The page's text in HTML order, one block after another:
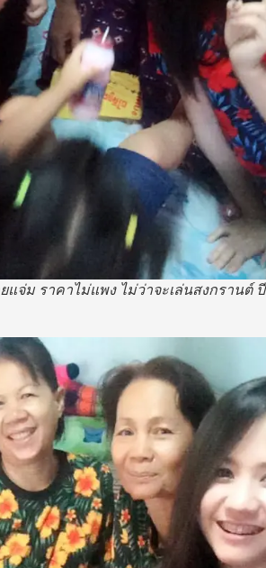
แจ่ม ราคาไม่แพง ไม่ว่าจะเล่นสงกรานต์ ปี